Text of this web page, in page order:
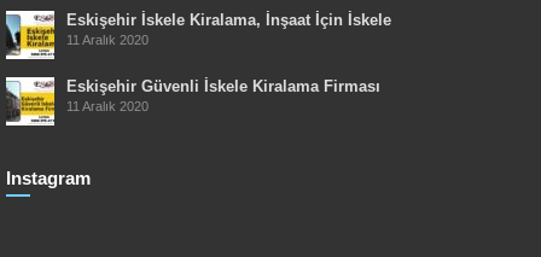
Eskişehir İskele Kiralama, İnşaat İçin İskele
11 Aralık 2020
Eskişehir Güvenli İskele Kiralama Firması
11 Aralık 2020
Instagram